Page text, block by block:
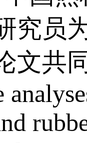
究员
文共